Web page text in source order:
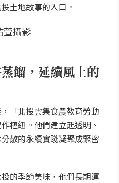
土地故事的入口。
餾，延續風土的
「北投雲集食農教育勞動
樞紐。他們建立起透明、
散的永續實踐凝聚成緊密
的季節美味，他們長期運